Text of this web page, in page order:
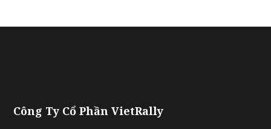
Công Ty Cổ Phần VietRally